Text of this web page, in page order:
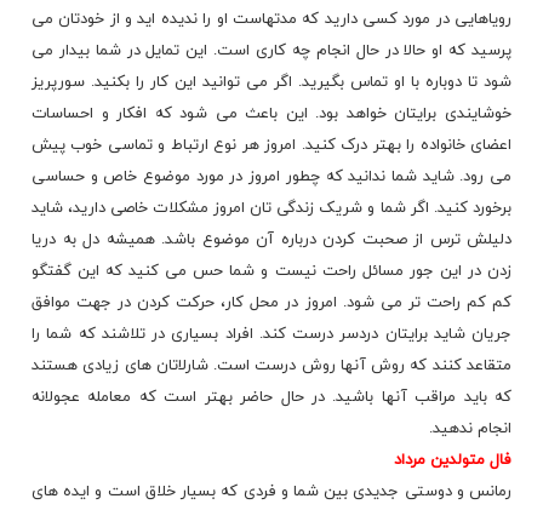
رویاهایی در مورد کسی دارید که مدتهاست او را ندیده اید و از خودتان می
پرسید که او حالا در حال انجام چه کاری است. این تمایل در شما بیدار می
شود تا دوباره با او تماس بگیرید. اگر می توانید این کار را بکنید. سورپریز
خوشایندی برایتان خواهد بود. این باعث می شود که افکار و احساسات
اعضای خانواده را بهتر درک کنید. امروز هر نوع ارتباط و تماسی خوب پیش
می رود. شاید شما ندانید که چطور امروز در مورد موضوع خاص و حساسی
برخورد کنید. اگر شما و شریک زندگی تان امروز مشکلات خاصی دارید، شاید
دلیلش ترس از صحبت کردن درباره آن موضوع باشد. همیشه دل به دریا
زدن در این جور مسائل راحت نیست و شما حس می کنید که این گفتگو
کم کم راحت تر می شود. امروز در محل کار، حرکت کردن در جهت موافق
جریان شاید برایتان دردسر درست کند. افراد بسیاری در تلاشند که شما را
متقاعد کنند که روش آنها روش درست است. شارلاتان های زیادی هستند
که باید مراقب آنها باشید. در حال حاضر بهتر است که معامله عجولانه
انجام ندهید.
فال متولدین مرداد
رمانس و دوستی جدیدی بین شما و فردی که بسیار خلاق است و ایده های